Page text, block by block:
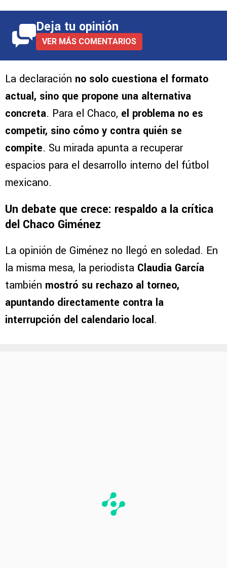
Deja tu opinión
VER MÁS COMENTARIOS
La declaración no solo cuestiona el formato
actual, sino que propone una alternativa
concreta. Para el Chaco, el problema no es
competir, sino cómo y contra quién se
compite. Su mirada apunta a recuperar
espacios para el desarrollo interno del fútbol
mexicano.
Un debate que crece: respaldo a la crítica
del Chaco Giménez
La opinión de Giménez no llegó en soledad. En
la misma mesa, la periodista Claudia García
también mostró su rechazo al torneo,
apuntando directamente contra la
interrupción del calendario local.